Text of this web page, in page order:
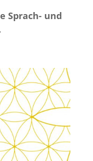
Sprach- und